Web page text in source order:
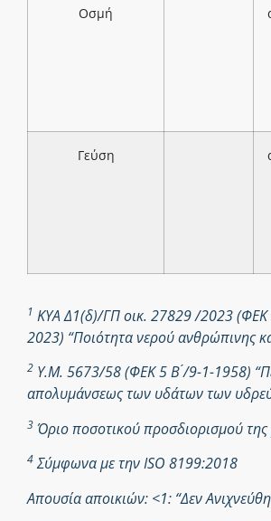
Οσμή
Γεύση
1 ΚΥΑ Δ1(δ)/ΓΠ οικ. 27829 /2023
2023) “Ποιότητα νερού ανθρώπινης
2 Υ.Μ. 5673/58 (ΦΕΚ 5 Β ́/9-1-1958)
απολυμάνσεως των υδάτων των
3 Όριο ποσοτικού προσδιορισμού
4Σύμφωνα με την ISO 8199:2018
Απουσία αποικιών: <1: “Δεν